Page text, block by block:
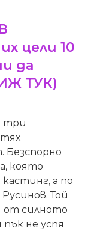
цели 10
да
ТУК)
три
Безспорно
която
а по
Той
от силното
не успя